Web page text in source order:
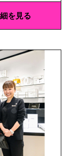
を見る